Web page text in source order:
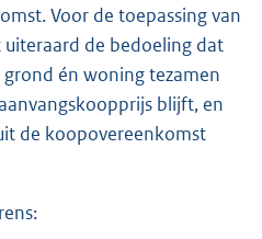
Voor de toepassing van
uiteraard de bedoeling dat
én woning tezamen
blijft, en
de koopovereenkomst